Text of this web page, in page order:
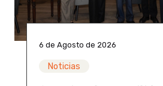
6 de Agosto de 2026
Noticias